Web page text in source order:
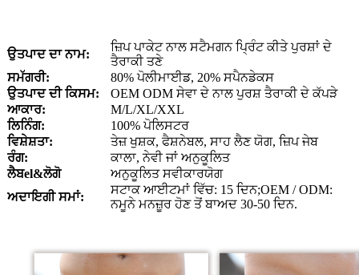
ਉਤਪਾਦ ਦਾ ਨਾਮ:
ਜ਼ਿਪ ਪਾਕੇਟ ਨਾਲ ਸਟੈਮਗਨ ਪ੍ਰਿੰਟ ਕੀਤੇ ਪੁਰਸ਼ਾਂ ਦੇ
ਤੈਰਾਕੀ ਤਣੇ
ਸਮੱਗਰੀ:
80% ਪੋਲੀਮਾਈਡ, 20% ਸਪੈਨਡੇਕਸ
ਉਤਪਾਦ ਦੀ ਕਿਸਮ:
OEM ODM ਸੇਵਾ ਦੇ ਨਾਲ ਪੁਰਸ਼ ਤੈਰਾਕੀ ਦੇ ਕੱਪੜੇ
ਆਕਾਰ:
M/L/XL/XXL
ਲਿਨਿੰਗ:
100% ਪੋਲਿਸਟਰ
ਵਿਸ਼ੇਸ਼ਤਾ:
ਤੇਜ਼ ਖੁਸ਼ਕ, ਫੈਸ਼ਨੇਬਲ, ਸਾਹ ਲੈਣ ਯੋਗ, ਜ਼ਿਪ ਜੇਬ
ਰੰਗ:
ਕਾਲਾ, ਨੇਵੀ ਜਾਂ ਅਨੁਕੂਲਿਤ
ਲੈਬel&ਲੋਗੋ
ਅਨੁਕੂਲਿਤ ਸਵੀਕਾਰਯੋਗ
ਅਦਾਇਗੀ ਸਮਾਂ:
ਸਟਾਕ ਆਈਟਮਾਂ ਵਿੱਚ: 15 ਦਿਨ;OEM / ODM:
ਨਮੂਨੇ ਮਨਜ਼ੂਰ ਹੋਣ ਤੋਂ ਬਾਅਦ 30-50 ਦਿਨ.